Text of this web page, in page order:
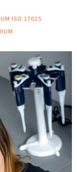
ISO 17025